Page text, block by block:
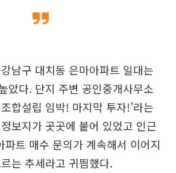
남구 대치동 은마아파트 일대는
았다. 단지 주변 공인중개사무소
합설립 임박! 마지막 투자!’라는
보지가 곳곳에 붙어 있었고 인근
파트 매수 문의가 계속해서 이어지
는 추세라고 귀띔했다.